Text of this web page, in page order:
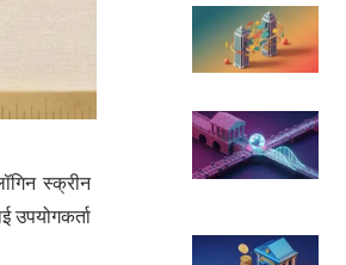
स्क्रीन